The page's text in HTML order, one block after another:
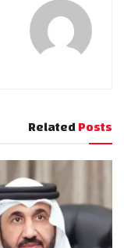
RelatedPosts